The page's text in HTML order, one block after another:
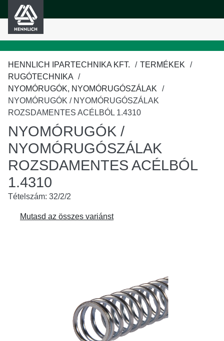
tartalomra
HENNLICH IPARTECHNIKA KFT.
TERMÉKEK
RUGÓTECHNIKA
NYOMÓRUGÓK, NYOMÓRUGÓSZÁLAK
NYOMÓRUGÓK / NYOMÓRUGÓSZÁLAK
ROZSDAMENTES ACÉLBÓL 1.4310
NYOMÓRUGÓK /
NYOMÓRUGÓSZÁLAK
ROZSDAMENTES ACÉLBÓL
1.4310
Tételszám: 32/2/2
Mutasd az összes variánst